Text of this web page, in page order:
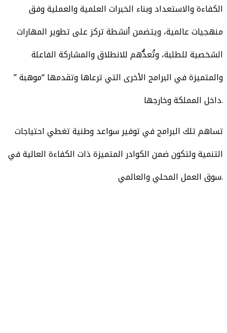
الكفاءة والاستعداد وبناء الخبرات العلمية والعملية وفق
منهجيات عالمية، ويتضمن أنشطة تركز على تطوير المهارات
الشخصية للطلبة، وتُعدُّهم للانطلاق والمشاركة الفاعلة
والمتميزة في البرامج الأخرى التي ترعاها وتقدمها “موهبة ”
داخل المملكة وخارجها.
تساهم تلك البرامج في توفير سواعد وطنية تغطي احتياجات
التنمية ولتكون ضمن الكوادر المتميزة ذات الكفاءة العالية في
سوق العمل المحلي والعالمي.